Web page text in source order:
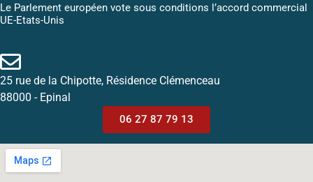
Le Parlement européen vote sous conditions l’accord commercial
UE-Etats-Unis
25 rue de la Chipotte, Résidence Clémenceau
88000 - Epinal
06 27 87 79 13